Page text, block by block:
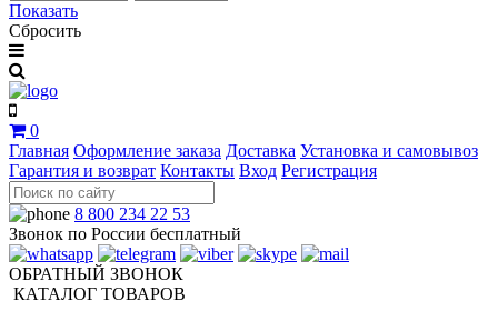
Показать
Сбросить
0
Главная Оформление заказа Доставка Установка и самовывоз
Гарантия и возврат Контакты Вход Регистрация
8 800 234 22 53
Звонок по России бесплатный
ОБРАТНЫЙ ЗВОНОК
КАТАЛОГ ТОВАРОВ